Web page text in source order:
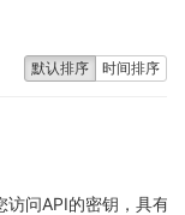
默认排序 时间排序
问API的密钥，具有